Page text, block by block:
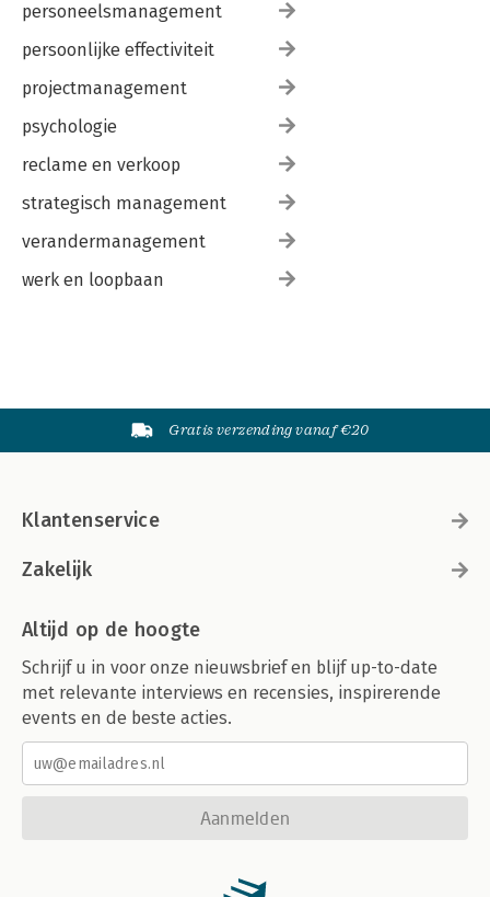
personeelsmanagement
persoonlijke effectiviteit
projectmanagement
psychologie
reclame en verkoop
strategisch management
verandermanagement
werk en loopbaan
Gratis verzending vanaf €20
Klantenservice
Zakelijk
Altijd op de hoogte
Schrijf u in voor onze nieuwsbrief en blijf up-to-date
met relevante interviews en recensies, inspirerende
events en de beste acties.
Aanmelden